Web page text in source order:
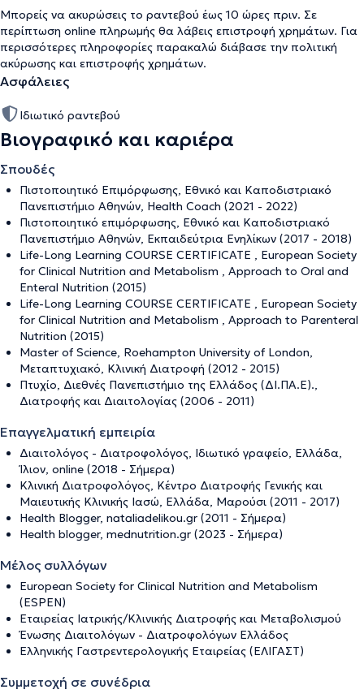
Μπορείς να ακυρώσεις το ραντεβού έως 10 ώρες πριν. Σε
περίπτωση online πληρωμής θα λάβεις επιστροφή χρημάτων. Για
περισσότερες πληροφορίες παρακαλώ διάβασε την πολιτική
ακύρωσης και επιστροφής χρημάτων.
Ασφάλειες
Ιδιωτικό ραντεβού
Βιογραφικό και καριέρα
Σπουδές
Πιστοποιητικό Επιμόρφωσης, Εθνικό και Καποδιστριακό
Πανεπιστήμιο Αθηνών, Health Coach (2021 - 2022)
Πιστοποιητικό επιμόρφωσης, Εθνικό και Καποδιστριακό
Πανεπιστήμιο Αθηνών, Εκπαιδεύτρια Ενηλίκων (2017 - 2018)
Life-Long Learning COURSE CERTIFICATE , European Society
for Clinical Nutrition and Metabolism , Approach to Oral and
Enteral Nutrition (2015)
Life-Long Learning COURSE CERTIFICATE , European Society
for Clinical Nutrition and Metabolism , Approach to Parenteral
Nutrition (2015)
Master of Science, Roehampton University of London,
Μεταπτυχιακό, Κλινική Διατροφή (2012 - 2015)
Πτυχίο, Διεθνές Πανεπιστήμιο της Ελλάδος (ΔΙ.ΠΑ.Ε).,
Διατροφής και Διαιτολογίας (2006 - 2011)
Επαγγελματική εμπειρία
Διαιτολόγος - Διατροφολόγος, Ιδιωτικό γραφείο, Ελλάδα,
Ίλιον, online (2018 - Σήμερα)
Κλινική Διατροφολόγος, Κέντρο Διατροφής Γενικής και
Μαιευτικής Κλινικής Ιασώ, Ελλάδα, Μαρούσι (2011 - 2017)
Ηealth Blogger, nataliadelikou.gr (2011 - Σήμερα)
Health blogger, mednutrition.gr (2023 - Σήμερα)
Μέλος συλλόγων
European Society for Clinical Nutrition and Metabolism
(ESPEN)
Εταιρείας Ιατρικής/Κλινικής Διατροφής και Μεταβολισμού
Ένωσης Διαιτολόγων - Διατροφολόγων Ελλάδος
Ελληνικής Γαστρεντερολογικής Εταιρείας (ΕΛΙΓΑΣΤ)
Συμμετοχή σε συνέδρια